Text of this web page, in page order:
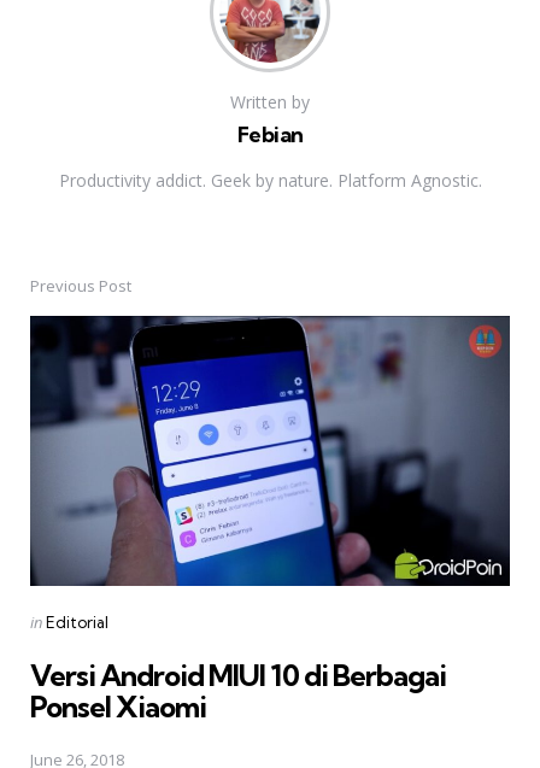
Written by
Febian
Productivity addict. Geek by nature. Platform Agnostic.
Post
navigation
Previous Post
Posted
inEditorial
Versi Android MIUI 10 di Berbagai
Ponsel Xiaomi
June 26, 2018